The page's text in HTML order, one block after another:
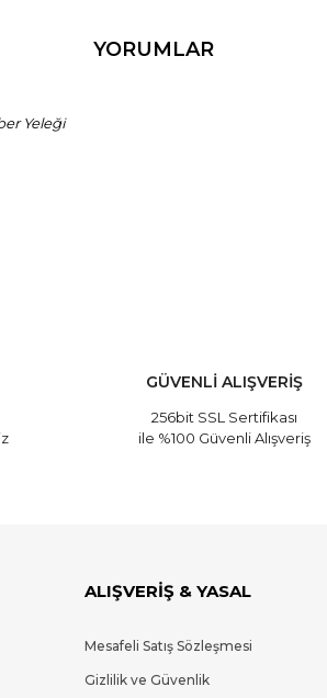
YORUMLAR
Yeleği
GÜVENLİ ALIŞVERİŞ
256bit SSL Sertifikası
ile %100 Güvenli Alışveriş
ALIŞVERİŞ & YASAL
Mesafeli Satış Sözleşmesi
Gizlilik ve Güvenlik